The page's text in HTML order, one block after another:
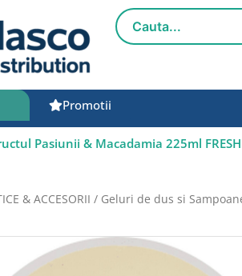
Promotii
Pasiunii & Macadamia 225ml FRESH
& ACCESORII / Geluri de dus si